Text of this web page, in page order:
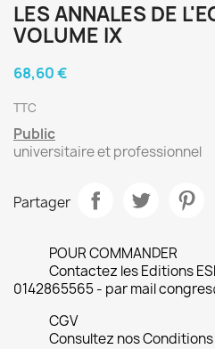
LES ANNALES DE
VOLUME IX
68,60 €
TTC
Public
universitaire et professionnel
Partager
POUR COMMANDER
Contactez les Editions
0142865565 - par mail
CGV
Consultez nos